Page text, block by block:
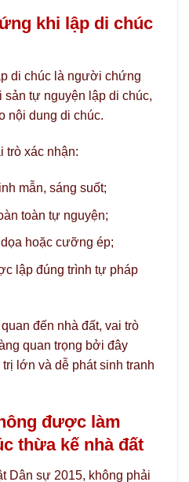
khi lập di chúc
di chúc là người chứng
tự nguyện lập di chúc,
nội dung di chúc.
trò xác nhận:
mẫn, sáng suốt;
toàn tự nguyện;
hoặc cưỡng ép;
lập đúng trình tự pháp
đến nhà đất, vai trò
quan trọng bởi đây
lớn và dễ phát sinh tranh
được làm
thừa kế nhà đất
Dân sự 2015, không phải